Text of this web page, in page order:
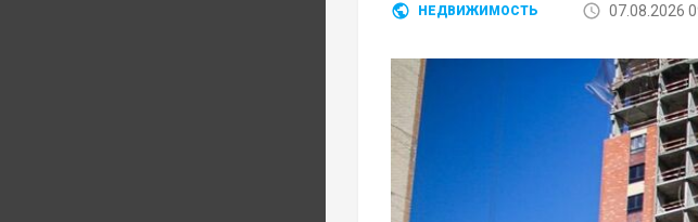
НЕДВИЖИМОСТЬ 07.08.2026